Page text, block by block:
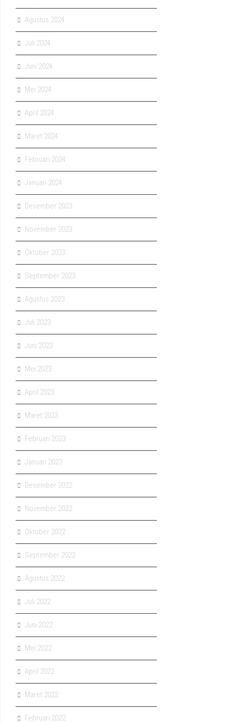
Agustus 2024
Juli 2024
Juni 2024
Mei 2024
April 2024
Maret 2024
Februari 2024
Januari 2024
Desember 2023
November 2023
Oktober 2023
September 2023
Agustus 2023
Juli 2023
Juni 2023
Mei 2023
April 2023
Maret 2023
Februari 2023
Januari 2023
Desember 2022
November 2022
Oktober 2022
September 2022
Agustus 2022
Juli 2022
Juni 2022
Mei 2022
April 2022
Maret 2022
Februari 2022